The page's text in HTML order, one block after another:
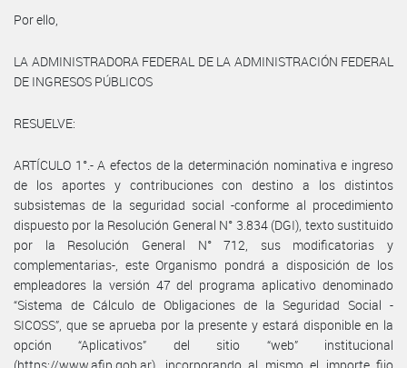
Por ello,
LA ADMINISTRADORA FEDERAL DE LA ADMINISTRACIÓN FEDERAL
DE INGRESOS PÚBLICOS
RESUELVE:
ARTÍCULO 1°.- A efectos de la determinación nominativa e ingreso
de los aportes y contribuciones con destino a los distintos
subsistemas de la seguridad social -conforme al procedimiento
dispuesto por la Resolución General N° 3.834 (DGI), texto sustituido
por la Resolución General N° 712, sus modificatorias y
complementarias-, este Organismo pondrá a disposición de los
empleadores la versión 47 del programa aplicativo denominado
“Sistema de Cálculo de Obligaciones de la Seguridad Social -
SICOSS”, que se aprueba por la presente y estará disponible en la
opción “Aplicativos” del sitio “web” institucional
(https://www.afip.gob.ar), incorporando al mismo el importe fijo